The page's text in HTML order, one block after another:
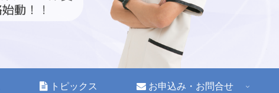
トピックス お申込み・お問合せ